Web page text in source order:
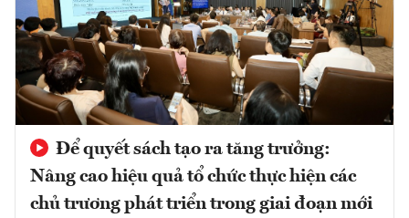
Để quyết sách tạo ra tăng trưởng:
Nâng cao hiệu quả tổ chức thực hiện các
chủ trương phát triển trong giai đoạn mới